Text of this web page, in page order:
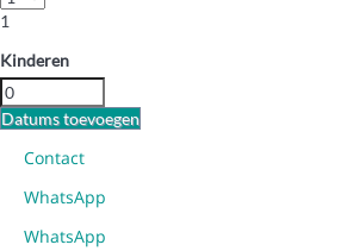
1
Kinderen
Datums toevoegen
Contact
WhatsApp
WhatsApp